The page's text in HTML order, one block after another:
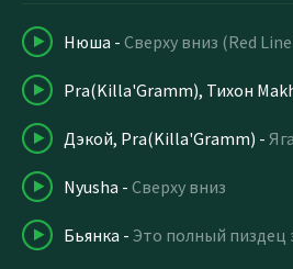
Нюша - Сверху вниз (Red
Дэкой, Pra(Killa'Gramm) - Яга
Nyusha - Сверху вниз
Бьянка - Это полный пиздец это